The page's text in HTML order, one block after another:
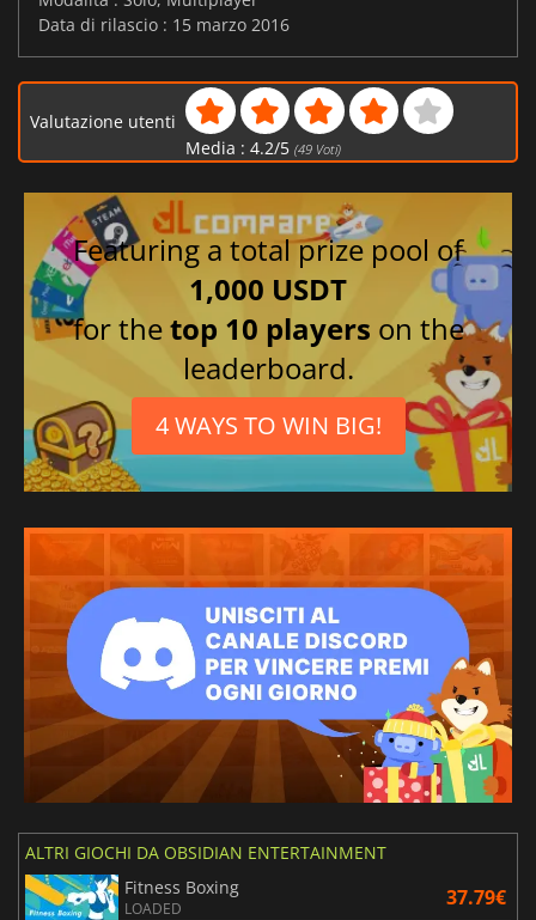
Data di rilascio : 15 marzo 2016
Valutazione utenti
Media : 4.2/5 (49Voti)
Featuring a total prize pool of
1,000 USDT
for thetop 10 players on the
leaderboard.
4 WAYS TO WIN BIG!
ALTRI GIOCHI DA OBSIDIAN ENTERTAINMENT
Fitness Boxing
LOADED 37.79€